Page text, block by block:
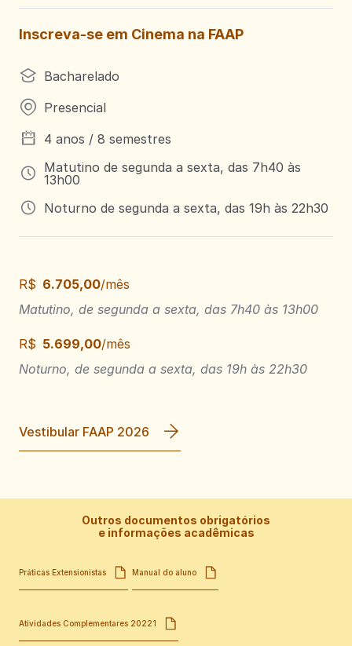
Inscreva-se em Cinema na FAAP
Bacharelado
Presencial
4 anos / 8 semestres
Matutino de segunda a sexta, das 7h40 às
13h00
Noturno de segunda a sexta, das 19h às 22h30
R$ 6.705,00/mês
Matutino, de segunda a sexta, das 7h40 às 13h00
R$ 5.699,00/mês
Noturno, de segunda a sexta, das 19h às 22h30
Vestibular FAAP 2026
Outros documentos obrigatórios
e informações acadêmicas
Práticas Extensionistas Manual do aluno
Atividades Complementares 20221